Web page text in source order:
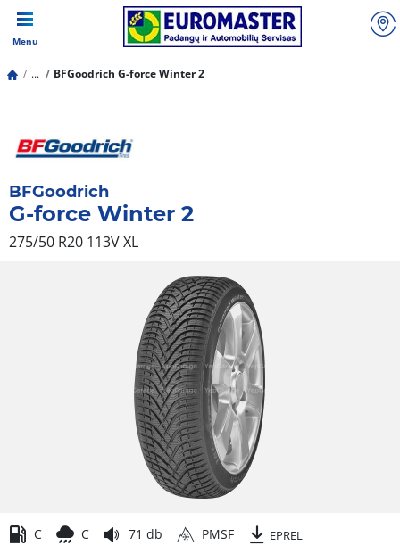
Menu
... BFGoodrich G-force Winter 2
BFGoodrich
G-force Winter 2
275/50 R20 113VXL
C C 71 db PMSF EPREL